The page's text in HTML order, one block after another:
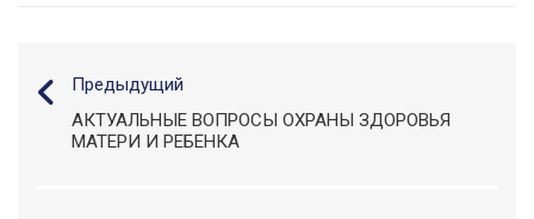
Предыдущий
АКТУАЛЬНЫЕ ВОПРОСЫ ОХРАНЫ ЗДОРОВЬЯ
МАТЕРИ И РЕБЕНКА